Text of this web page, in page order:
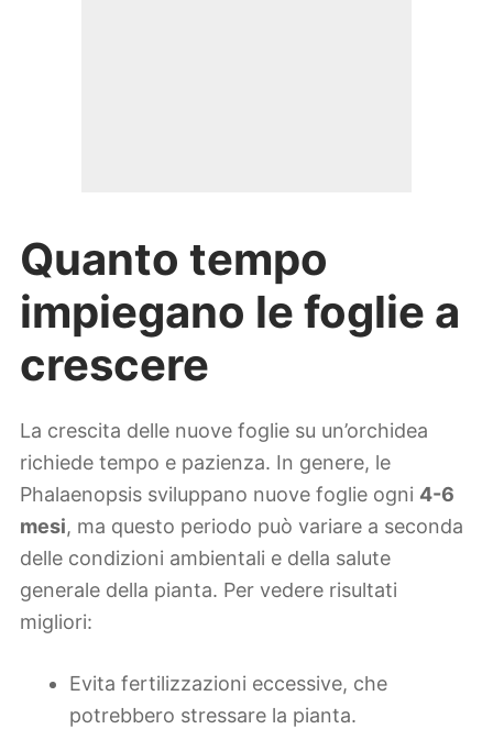
Quanto tempo
impiegano le foglie a
crescere
La crescita delle nuove foglie su un’orchidea
richiede tempo e pazienza. In genere, le
Phalaenopsis sviluppano nuove foglie ogni 4-6
mesi, ma questo periodo può variare a seconda
delle condizioni ambientali e della salute
generale della pianta. Per vedere risultati
migliori:
Evita fertilizzazioni eccessive, che
potrebbero stressare la pianta.